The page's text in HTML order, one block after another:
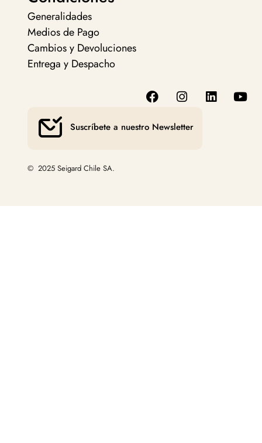
Generalidades
Medios de Pago
Cambios y Devoluciones
Entrega y Despacho
Suscríbete a nuestro Newsletter
© 2025 Seigard Chile SA.